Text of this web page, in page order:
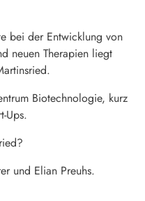
bei der Entwicklung von
neuen Therapien liegt
Biotechnologie, kurz
Ups.
und Elian Preuhs.